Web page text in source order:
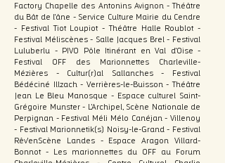
Factory Chapelle des Antonins Avignon - Théâtre
du Bât de l'âne - Service Culture Mairie du Cendre
- Festival Tiot Loupiot - Théâtre Halle Roublot -
Festival Méliscènes - Salle Jacques Brel - Festival
Luluberlu - PIVO Pôle Itinérant en Val d'Oise -
Festival OFF des Marionnettes Charleville-
Mézières - Cultur(r)al Sallanches - Festival
Bédéciné Illzach - Verrières-le-Buisson - Théâtre
Jean Le Bleu Manosque - Espace culturel Saint-
Grégoire Munster - L'Archipel, Scène Nationale de
Perpignan - Festival Méli Mélo Canéjan - Villenoy
- Festival Marionnetik(s) Noisy-le-Grand - Festival
Rêv'enScène Landes - Espace Aragon Villard-
Bonnot - Les marionnettes du OFF au Forum